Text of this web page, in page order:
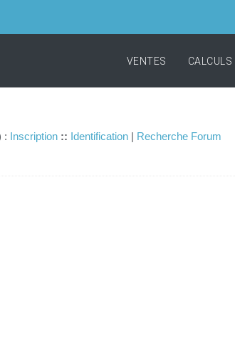
VENTES CALCULS
: Inscription :: Identification | Recherche Forum